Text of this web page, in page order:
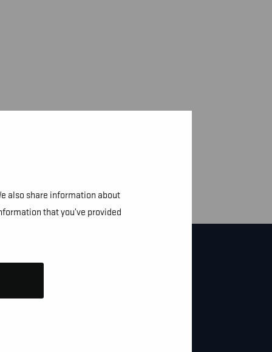
also share information about
that you’ve provided